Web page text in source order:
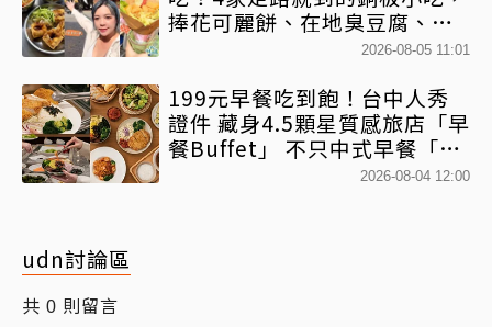
捧花可麗餅、在地臭豆腐、烤
2026-08-05 11:01
199元早餐吃到飽！台中人秀
證件 藏身4.5顆星質感旅店「早
餐Buffet」 不只中式早餐「酥
炸豬排、韓式拌飯」全吃得到
2026-08-04 12:00
udn討論區
共 0 則留言